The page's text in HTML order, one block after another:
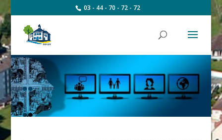
03 - 44 - 70 - 72 - 72